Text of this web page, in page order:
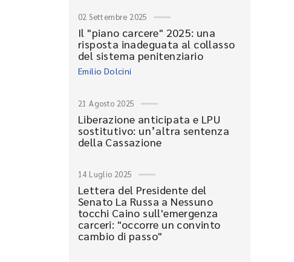
02 Settembre 2025
Il "piano carcere" 2025: una
risposta inadeguata al collasso
del sistema penitenziario
Emilio Dolcini
21 Agosto 2025
Liberazione anticipata e LPU
sostitutivo: un’altra sentenza
della Cassazione
14 Luglio 2025
Lettera del Presidente del
Senato La Russa a Nessuno
tocchi Caino sull'emergenza
carceri: "occorre un convinto
cambio di passo"